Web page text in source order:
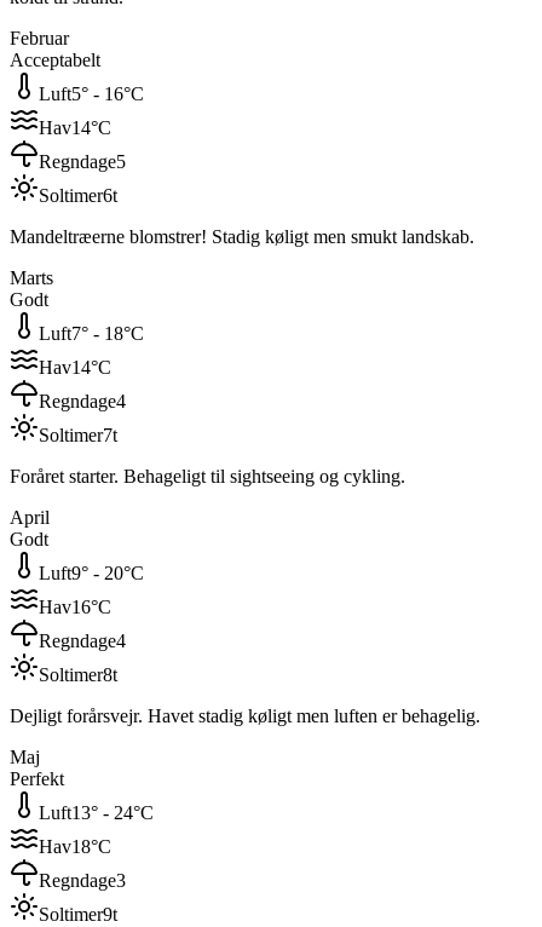
Februar
Acceptabelt
Luft5° - 16°C
Hav14°C
Regndage5
Soltimer6t
Mandeltræerne blomstrer! Stadig køligt men smukt landskab.
Marts
Godt
Luft7° - 18°C
Hav14°C
Regndage4
Soltimer7t
Foråret starter. Behageligt til sightseeing og cykling.
April
Godt
Luft9° - 20°C
Hav16°C
Regndage4
Soltimer8t
Dejligt forårsvejr. Havet stadig køligt men luften er behagelig.
Maj
Perfekt
Luft13° - 24°C
Hav18°C
Regndage3
Soltimer9t